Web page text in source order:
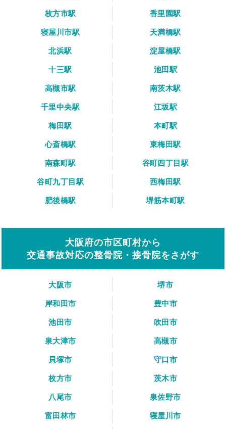
枚方市駅
香里園駅
寝屋川市駅
天満橋駅
北浜駅
淀屋橋駅
十三駅
池田駅
高槻市駅
南茨木駅
千里中央駅
江坂駅
梅田駅
本町駅
心斎橋駅
東梅田駅
南森町駅
谷町四丁目駅
谷町九丁目駅
西梅田駅
肥後橋駅
堺筋本町駅
大阪府の市区町村から
交通事故対応の整骨院・接骨院をさがす
大阪市
堺市
岸和田市
豊中市
池田市
吹田市
泉大津市
高槻市
貝塚市
守口市
枚方市
茨木市
八尾市
泉佐野市
富田林市
寝屋川市